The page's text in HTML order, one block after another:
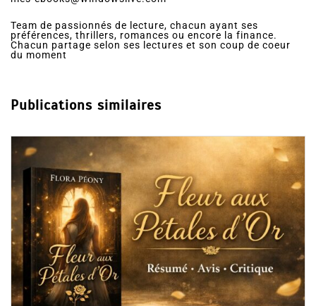
Team de passionnés de lecture, chacun ayant ses
préférences, thrillers, romances ou encore la finance.
Chacun partage selon ses lectures et son coup de coeur
du moment
Publications similaires